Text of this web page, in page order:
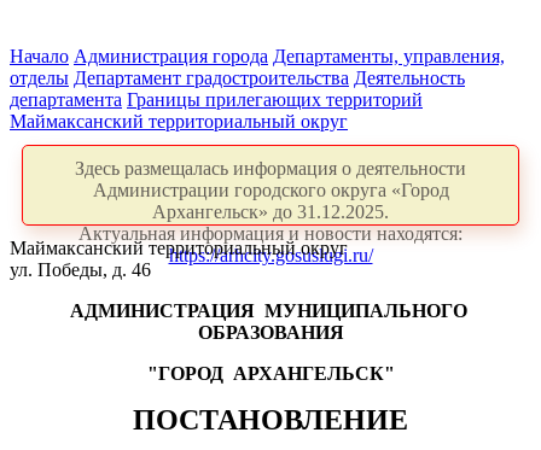
Начало Администрация города Департаменты, управления,
отделы Департамент градостроительства Деятельность
департамента Границы прилегающих территорий
Маймаксанский территориальный округ
Здесь размещалась информация о деятельности
Администрации городского округа «Город
Архангельск» до 31.12.2025.
Актуальная информация и новости находятся:
https://arhcity.gosuslugi.ru/
Маймаксанский территориальный округ
ул. Победы, д. 46
АДМИНИСТРАЦИЯ МУНИЦИПАЛЬНОГО
ОБРАЗОВАНИЯ
"ГОРОД АРХАНГЕЛЬСК"
ПОСТАНОВЛЕНИЕ